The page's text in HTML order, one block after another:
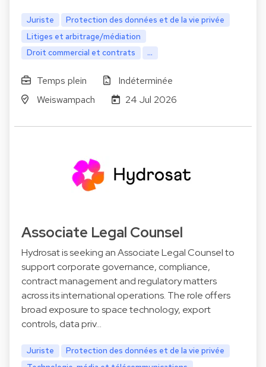
Juriste
Protection des données et de la vie privée
Litiges et arbitrage/médiation
Droit commercial et contrats
...
Temps plein
Indéterminée
Weiswampach
24 Jul 2026
Associate Legal Counsel
Hydrosat is seeking an Associate Legal Counsel to
support corporate governance, compliance,
contract management and regulatory matters
across its international operations. The role offers
broad exposure to space technology, export
controls, data priv…
Juriste
Protection des données et de la vie privée